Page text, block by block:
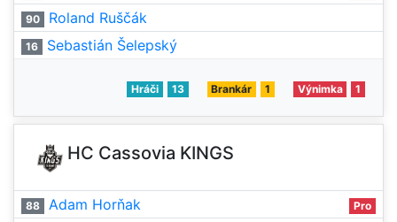
90 Roland Ruščák
16 Sebastián Šelepský
Hráči 13 Brankár 1 Výnimka 1
HC Cassovia KINGS
88 Adam Horňak Pro